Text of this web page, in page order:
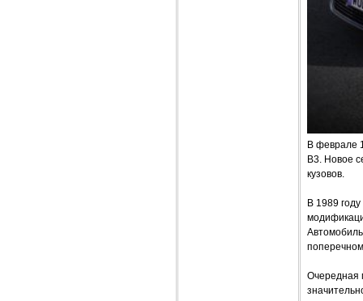
В феврале
В3. Новое
кузовов.
В 1989
Очередная